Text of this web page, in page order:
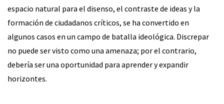
espacio natural para el disenso, el contraste de ideas y la
formación de ciudadanos críticos, se ha convertido en
algunos casos en un campo de batalla ideológica. Discrepar
no puede ser visto como una amenaza; por el contrario,
debería ser una oportunidad para aprender y expandir
horizontes.